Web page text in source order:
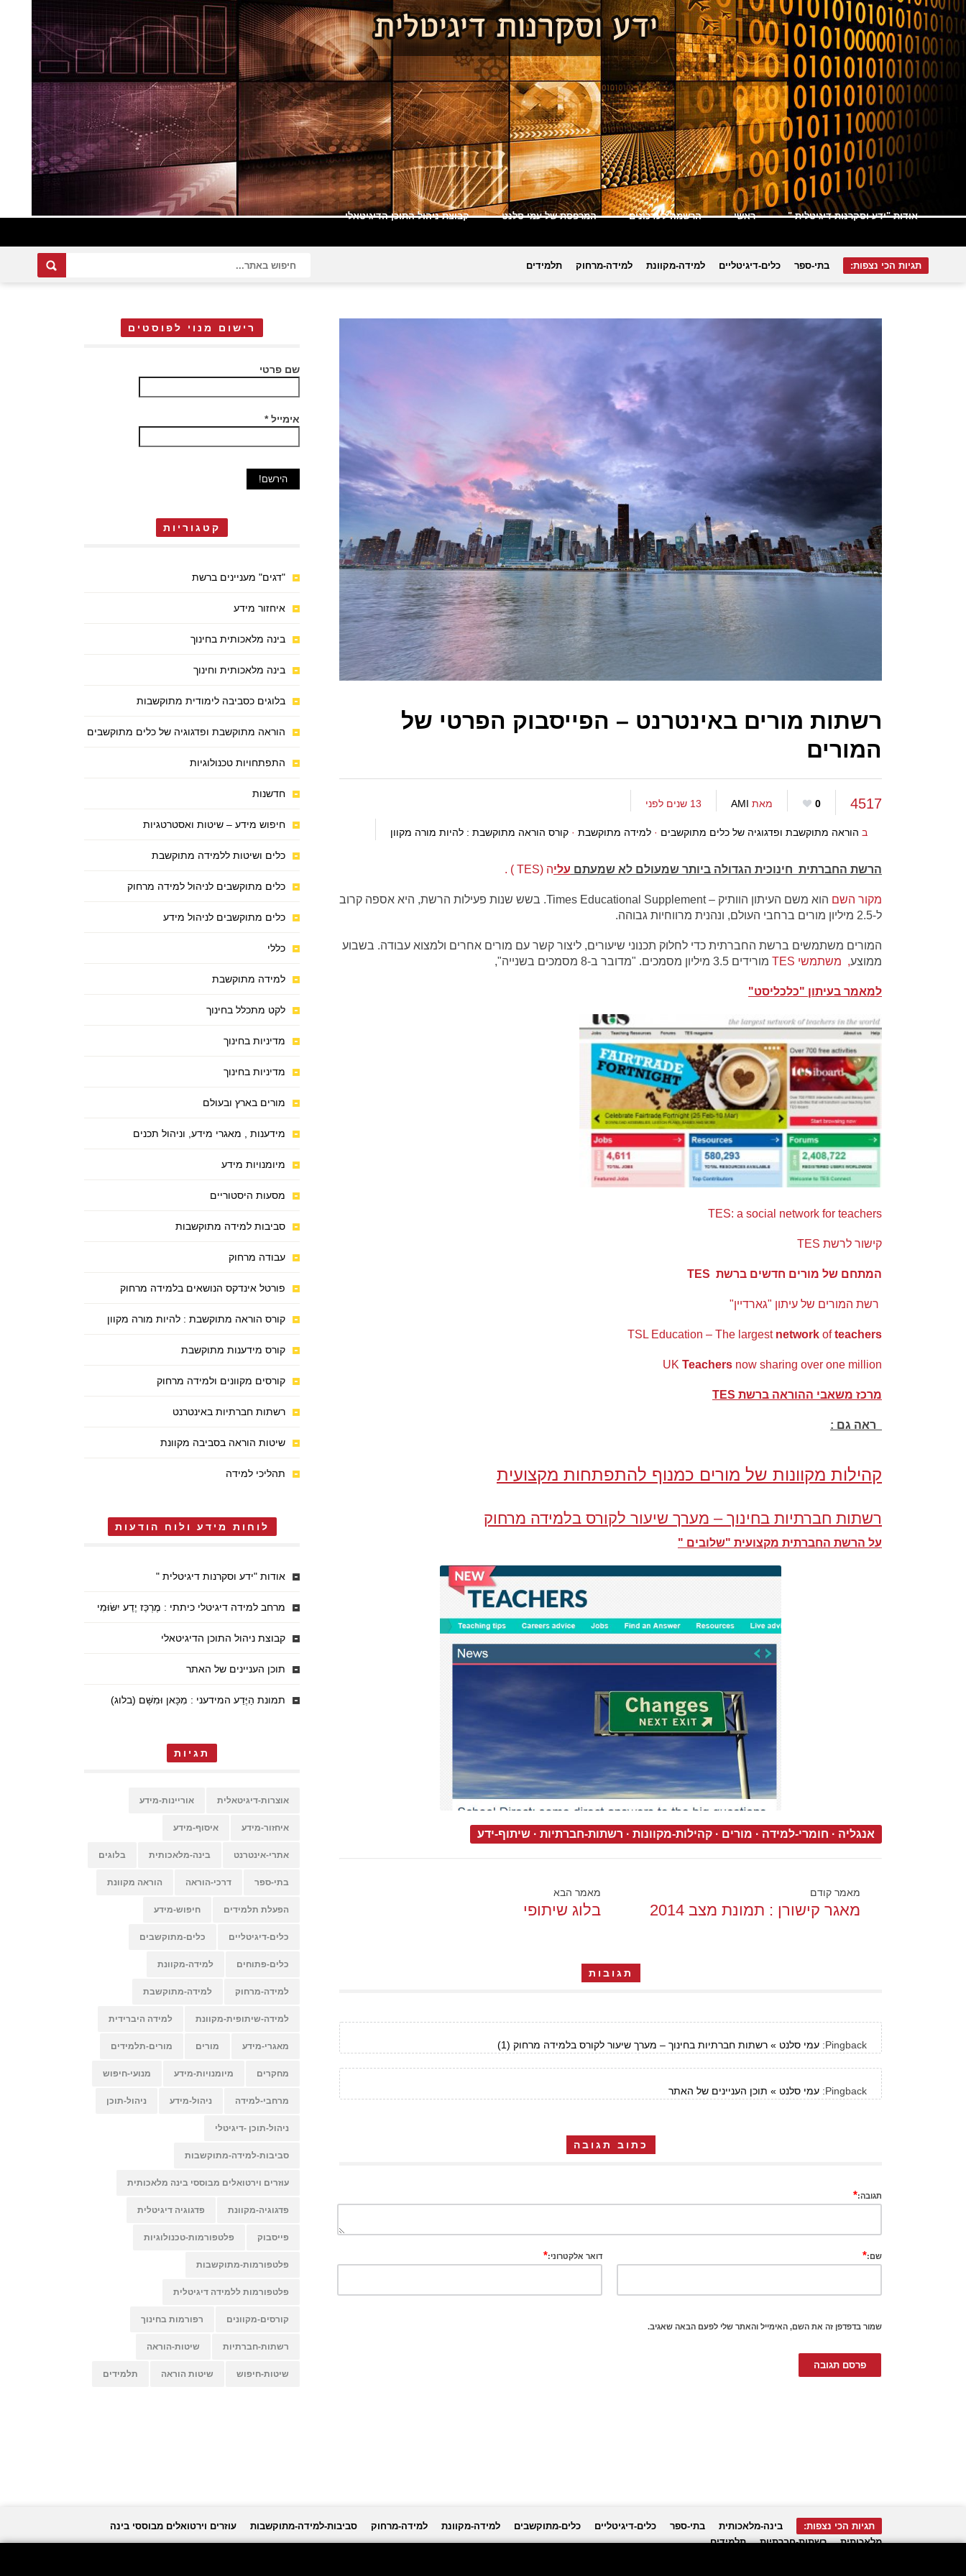
אודות "ידע וסקרנות דיגיטלית " ראשי הרשמה לעדכונים המרפסת של עמי סלנט קבוצת ניהול התוכן הדיגיטאלי
תגיות הכי נצפות: בתי-ספר כלים-דיגיטליים למידה-מקוונת למידה-מרחוק תלמידים
רשתות מורים באינטרנט – הפייסבוק הפרטי של
המורים
4517
0 מאת AMI 13 שנים לפני
ב הוראה מתוקשבת ופדגוגיה של כלים מתוקשבים · למידה מתוקשבת · קורס הוראה מתוקשבת : להיות מורה מקוון
הרשת החברתית חינוכית הגדולה ביותר שמעולם לא שמעתם עליה (TES ) .
מקור השם
הוא משם העיתון הוותיק – Times Educational Supplement. בשש שנות פעילות הרשת, היא אספה קרוב
ל-2.5 מיליון מורים ברחבי העולם, ונהנית מרווחיות גבוהה.
המורים משתמשים ברשת החברתית כדי לחלוק תכנוני שיעורים, ליצור קשר עם מורים אחרים ולמצוא עבודה. בשבוע
ממוצע, משתמשי TES מורידים 3.5 מיליון מסמכים. "מדובר ב-8 מסמכים בשנייה",
למאמר בעיתון "כלכליסט"
TES: a social network for teachers
קישור לרשת TES
המתחם של מורים חדשים ברשת TES
רשת המורים של עיתון "גארדיין"
TSL Education – The largest network ofteachers
UK Teachers now sharing over one million
מרכז משאבי ההוראה ברשת TES
ראה גם :
קהילות מקוונות של מורים כמנוף להתפתחות מקצועית
רשתות חברתיות בחינוך – מערך שיעור לקורס בלמידה מרחוק
על הרשת החברתית מקצועית "שלובים "
אנגליה · חומרי-למידה · מורים · קהילות-מקוונות · רשתות-חברתיות · שיתוף-ידע
מאמר קודם
מאגר קישורן : תמונת מצב 2014
מאמר הבא
בלוג שיתופי
תגובות
Pingback: עמי סלנט » רשתות חברתיות בחינוך – מערך שיעור לקורס בלמידה מרחוק (1)
Pingback: עמי סלנט » תוכן העניינים של האתר
כתוב תגובה
תגובה:*
שם:* דואר אלקטרוני:*
שמור בדפדפן זה את השם, האימייל והאתר שלי לפעם הבאה שאגיב.
רישום מנוי לפוסטים
שם פרטי
אימייל*
קטגוריות
"דגים" מעניינים ברשת
איחזור מידע
בינה מלאכותית בחינוך
בינה מלאכותית וחינוך
בלוגים כסביבה לימודית מתוקשבות
הוראה מתוקשבת ופדגוגיה של כלים מתוקשבים
התפתחויות טכנולוגיות
חדשנות
חיפוש מידע – שיטות ואסטרטגיות
כלים ושיטות ללמידה מתוקשבת
כלים מתוקשבים לניהול למידה מרחוק
כלים מתוקשבים לניהול מידע
כללי
למידה מתוקשבת
לקט מתכלל בחינוך
מדיניות בחינוך
מדיניות בחינוך
מורים בארץ ובעולם
מידענות , מאגרי מידע, וניהול תכנים
מיומנויות מידע
מסעות היסטוריים
סביבות למידה מתוקשבות
עבודה מרחוק
פורטל אינדקס הנושאים בלמידה מרחוק
קורס הוראה מתוקשבת : להיות מורה מקוון
קורס מידענות מתוקשבת
קורסים מקוונים ולמידה מרחוק
רשתות חברתיות באינטרנט
שיטות הוראה בסביבה מקוונת
תהליכי למידה
לוחות מידע ולוח הודעות
אודות "ידע וסקרנות דיגיטלית "
מרחב למידה דיגיטלי כיתתי : מֶרְכַּז יֶדַע יִשּׂוּמִי
קבוצת ניהול התוכן הדיגיטאלי
תוכן העניינים של האתר
תמונת הַיֶּדַע המידעני : מִכָּאן וּמִשָּׁם (בלוג)
תגיות
אוצרות-דיגיטאלית אוריינות-מידע
איחזור-מידע איסוף-מידע
אתרי-אינטרנט בינה-מלאכותית בלוגים
בתי-ספר דרכי-הוראה הוראה מקוונת
הפעלת תלמידים חיפוש-מידע
כלים-דיגיטליים כלים-מתוקשבים
כלים-פתוחים למידה-מקוונת
למידה-מרחוק למידה-מתוקשבת
למידה-שיתופית-מקוונת למידה היברידית
מאגרי-מידע מורים מורים-תלמידים
מחקרים מיומנויות-מידע מנועי-חיפוש
מרחבי-למידה ניהול-מידע ניהול-תוכן
ניהול-תוכן -דיגיטלי
סביבות-למידה-מתוקשבות
עוזרים וירטואלים מבוססי בינה מלאכותית
פדגוגיה-מקוונת פדגוגיה דיגיטלית
פייסבוק פלטפורמות-טכנולוגיות
פלטפורמות-מתוקשבות
פלטפורמות ללמידה דיגיטלית
קורסים-מקוונים רפורמות בחינוך
רשתות-חברתיות שיטות-הוראה
שיטות-חיפוש שיטות הוראה תלמידים
תגיות הכי נצפות: בינה-מלאכותית בתי-ספר כלים-דיגיטליים כלים-מתוקשבים למידה-מקוונת למידה-מרחוק סביבות-למידה-מתוקשבות
עוזרים וירטואלים מבוססי בינה
מלאכותית
רשתות-חברתיות תלמידים